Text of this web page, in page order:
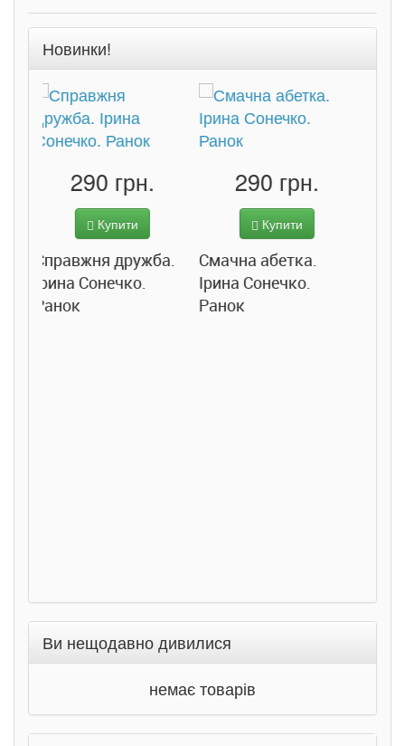
Новинки!
290 грн.
Купити
Смачна абетка.
Ірина Сонечко.
Ранок
300 грн.
Купити
Ви нещодавно дивилися
немає товарів